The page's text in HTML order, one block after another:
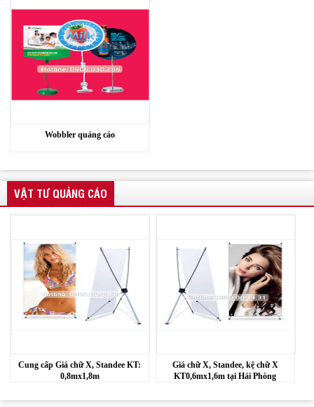
Wobbler quảng cáo
VẬT TƯ QUẢNG CÁO
Cung cấp Giá chữ X, Standee KT:
0,8mx1,8m
Giá chữ X, Standee, kệ chữ X
KT0,6mx1,6m tại Hải Phòng